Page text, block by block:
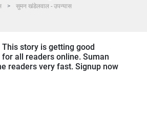
सुमन खंडेलवाल - उपन्यास
story is getting good
all readers online. Suman
readers very fast. Signup now